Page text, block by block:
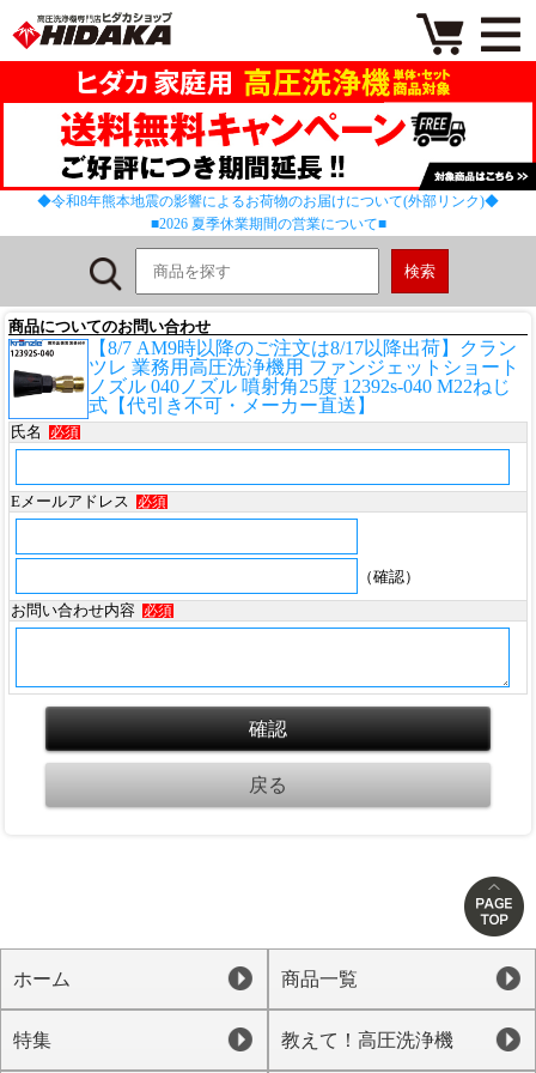
◆令和8年熊本地震の影響によるお荷物のお届けについて(外部リンク)◆
■2026 夏季休業期間の営業について■
商品についてのお問い合わせ
【8/7 AM9時以降のご注文は8/17以降出荷】クラン
ツレ 業務用高圧洗浄機用 ファンジェットショート
ノズル 040ノズル 噴射角25度 12392s-040 M22ねじ
式【代引き不可・メーカー直送】
氏名 必須
Eメールアドレス 必須
（確認）
お問い合わせ内容
必須
ホーム 商品一覧
特集 教えて！高圧洗浄機